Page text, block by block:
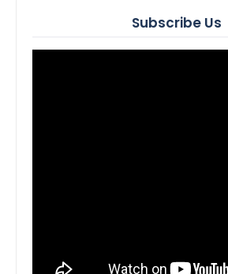
Subscribe Us